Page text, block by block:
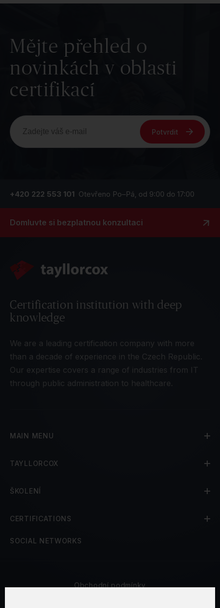
Mějte přehled o
novinkách v oblasti
certifikací
Potvrdit
+420 222 553 101 Otevřeno Po–Pá, od 9:00 do 17:00
Domluvte si bezplatnou konzultaci
Certification institution with deep
knowledge
We are a leading certification company with more
than a decade of experience in the Czech Republic.
Our expertise covers a range of industries from IT
through public administration to healthcare.
MAIN MENU
TAYLLORCOX
ŠKOLENÍ
CERTIFICATIONS
SOCIAL NETWORKS
Obchodní podmínky